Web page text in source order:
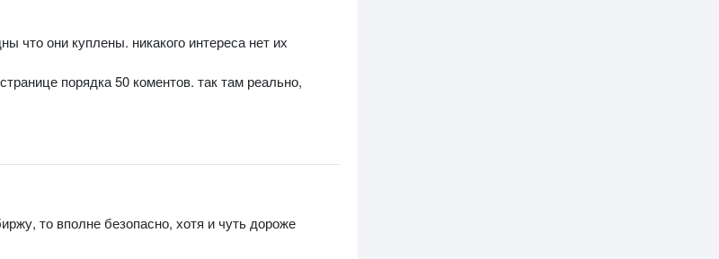
что они куплены. никакого интереса нет их
порядка 50 коментов. так там реально,
то вполне безопасно, хотя и чуть дороже